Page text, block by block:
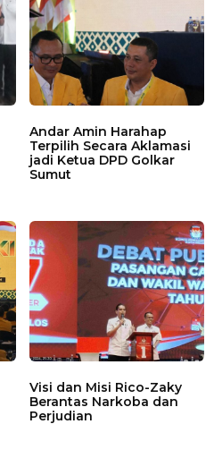
Andar Amin Harahap
Terpilih Secara Aklamasi
jadi Ketua DPD Golkar
Sumut
Visi dan Misi Rico-Zaky
Berantas Narkoba dan
Perjudian